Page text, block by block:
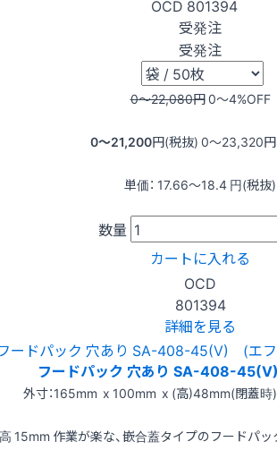
OCD 801394
受発注
受発注
0〜22,080円0〜4%OFF
0〜21,200円(税抜) 0〜23,320
単価： 17.66〜18.4 円(税抜)
数量
カートに入れる
OCD
801394
詳細を見る
フードパック 穴あり SA-408-
外寸：165mm x 100mm x (高)48mm(閉蓋時)
15mm 作業が楽な、嵌合蓋タイプのフードパッ